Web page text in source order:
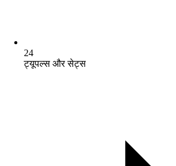
24
ट्यूपल्स और सेट्स